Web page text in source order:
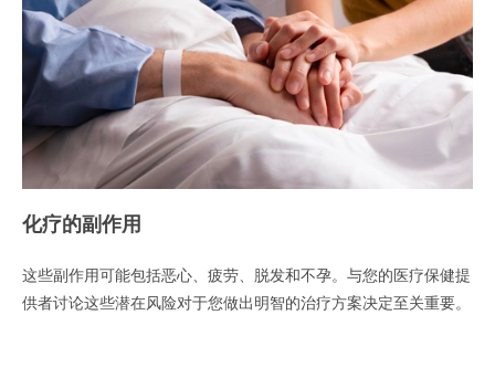
化疗的副作用
这些副作用可能包括恶心、疲劳、脱发和不孕。与您的医疗保健提
供者讨论这些潜在风险对于您做出明智的治疗方案决定至关重要。